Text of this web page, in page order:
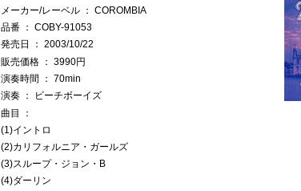
メーカー/レーベル ： COROMBIA
品番 ： COBY-91053
発売日 ： 2003/10/22
販売価格 ： 3990円
演奏時間 ： 70min
演奏 ： ビーチボーイズ
曲目 ：
(1)イントロ
(2)カリフォルニア・ガールズ
(3)スループ・ジョン・B
(4)ダーリン